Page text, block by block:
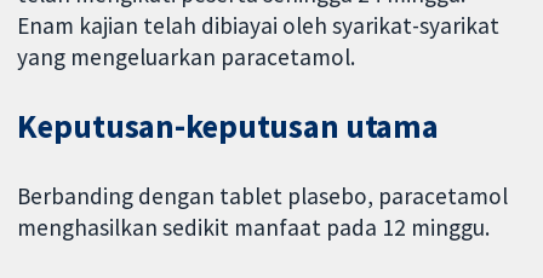
Enam kajian telah dibiayai oleh syarikat-syarikat
yang mengeluarkan paracetamol.
Keputusan-keputusan utama
Berbanding dengan tablet plasebo, paracetamol
menghasilkan sedikit manfaat pada 12 minggu.